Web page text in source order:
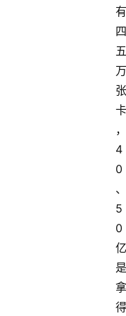
有
四
五
万
张
卡
，
4
0
、
5
0
亿
是
拿
得